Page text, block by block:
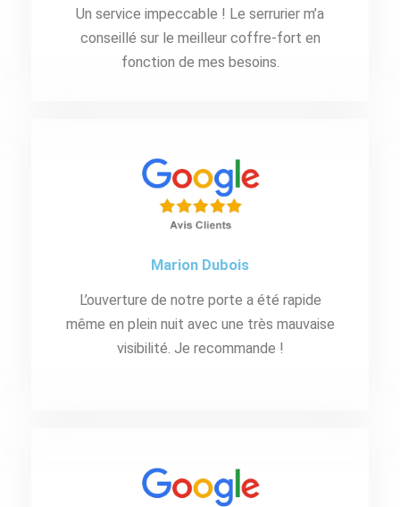
Un service impeccable ! Le serrurier m’a
conseillé sur le meilleur coffre-fort en
fonction de mes besoins.
Marion Dubois
L’ouverture de notre porte a été rapide
même en plein nuit avec une très mauvaise
visibilité. Je recommande !